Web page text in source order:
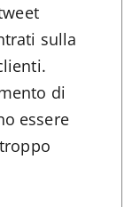
sulla
di
essere